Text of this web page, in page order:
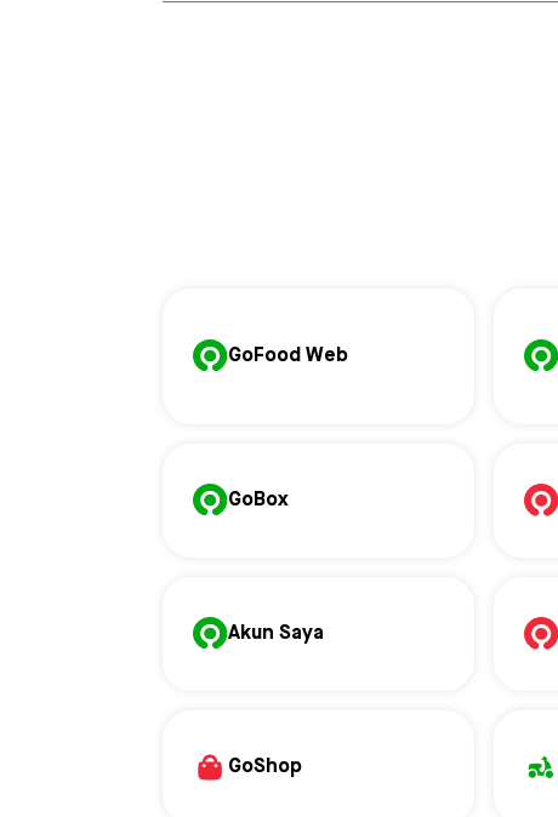
GoFood Web
GoBox
Akun Saya
GoShop